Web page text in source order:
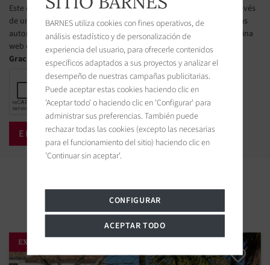
Este derecho de oposición puede ser ejercido por el CLIENTE a través
de una página web gestionado por el organismo designado por las
autoridades públicas francesas para administrar esta lista. La página
web es la siguiente : https://www.bloctel.gouv.fr.
Gracias marcar la casilla
EXCLUSIVIDAD
BARNES utiliza cookies con fines operativos, de
análisis estadístico y de personalización de
experiencia del usuario, para ofrecerle contenidos
específicos adaptados a sus proyectos y analizar el
desempeño de nuestras campañas publicitarias.
Puede aceptar estas cookies haciendo clic en
'Aceptar todo' o haciendo clic en 'Configurar' para
administrar sus preferencias. También puede
rechazar todas las cookies (excepto las necesarias
para el funcionamiento del sitio) haciendo clic en
'Continuar sin aceptar'.
CONFIGURAR
ACEPTAR TODO